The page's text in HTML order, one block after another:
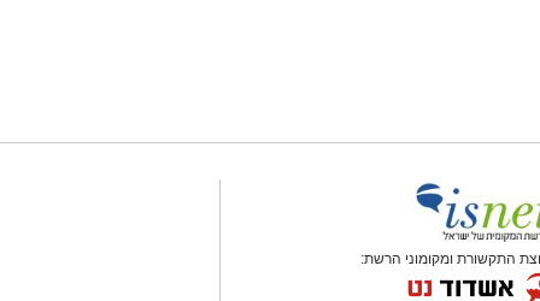
התקשורת ומקומוני הרשת: